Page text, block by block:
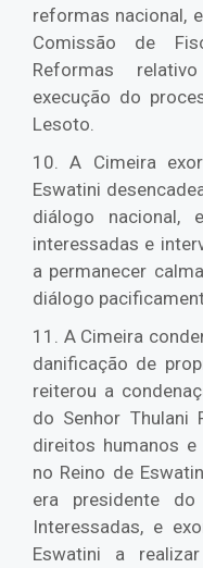
reformas nacional,
Comissão de
Reformas
execução do
Lesoto.
10. A Cimeira
Eswatini
diálogo
interessadas e
a permanecer
diálogo
11. A Cimeira
danificação de
reiterou a
do Senhor Thulani
direitos humanos
no Reino de
era presidente
Interessadas, e
Eswatini a